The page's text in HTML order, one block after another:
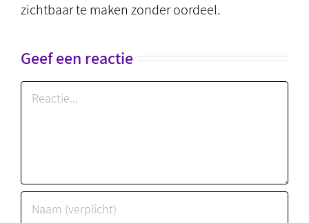
zichtbaar te maken zonder oordeel.
Geef een reactie
Reactie